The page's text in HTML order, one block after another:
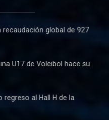
recaudación global de 927
U17 de Voleibol hace su
regreso al Hall H de la